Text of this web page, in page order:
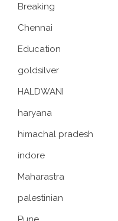
Breaking
Chennai
Education
goldsilver
HALDWANI
haryana
himachal pradesh
indore
Maharastra
palestinian